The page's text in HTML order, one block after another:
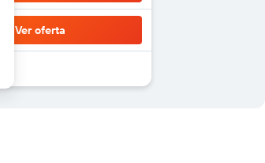
Ver oferta